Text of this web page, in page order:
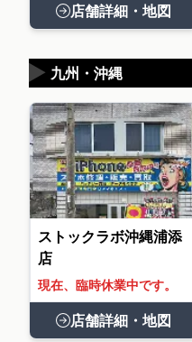
店舗詳細・地図
九州・沖縄
▶
ストックラボ沖縄浦添
店
現在、臨時休業中です。
店舗詳細・地図